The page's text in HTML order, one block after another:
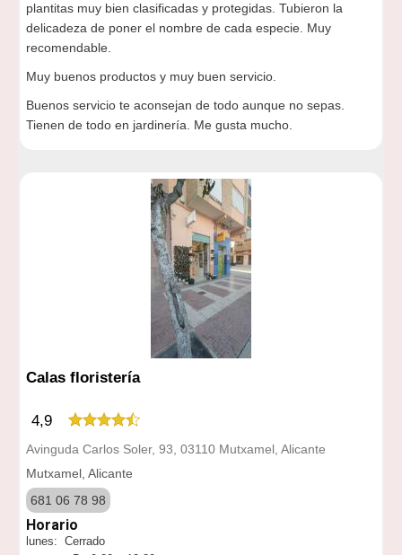
plantitas muy bien clasificadas y protegidas. Tubieron la
delicadeza de poner el nombre de cada especie. Muy
recomendable.
Muy buenos productos y muy buen servicio.
Buenos servicio te aconsejan de todo aunque no sepas.
Tienen de todo en jardinería. Me gusta mucho.
Calas floristería
4,9
Avinguda Carlos Soler, 93, 03110 Mutxamel, Alicante
Mutxamel, Alicante
681 06 78 98
Horario
lunes: Cerrado